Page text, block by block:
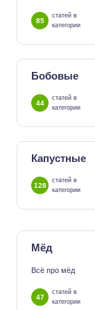
85
статей в
категории
Бобовые
44
статей в
категории
Капустные
128
статей в
категории
Мёд
Всё про мёд
47
статей в
категории